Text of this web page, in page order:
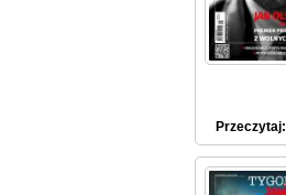
Przeczytaj: